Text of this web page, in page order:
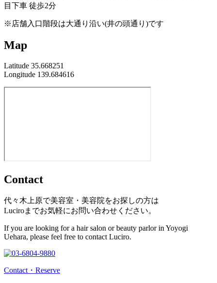
目下車 徒歩2分
※店舗入口階段は大通り沿い(井の頭通り)です
Map
Latitude 35.668251
Longitude 139.684616
Contact
代々木上原で美容室・美容院をお探しの方は
Luciroまでお気軽にお問い合わせください。
If you are looking for a hair salon or beauty parlor in Yoyogi
Uehara, please feel free to contact Luciro.
Contact・Reserve